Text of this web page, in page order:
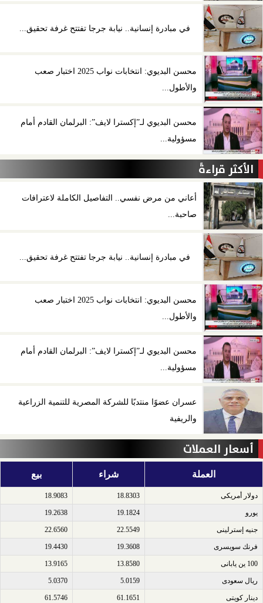
في مبادرة إنسانية.. نيابة جرجا تفتتح غرفة تحقيق...
محسن البديوي: انتخابات نواب 2025 اختبار صعب
والأطول...
محسن البديوي لـ”إكسترا لايف”: البرلمان القادم أمام
مسؤولية...
الأكثر قراءةً
أعاني من مرض نفسي.. التفاصيل الكاملة لاعترافات
صاحبة...
في مبادرة إنسانية.. نيابة جرجا تفتتح غرفة تحقيق...
محسن البديوي: انتخابات نواب 2025 اختبار صعب
والأطول...
محسن البديوي لـ”إكسترا لايف”: البرلمان القادم أمام
مسؤولية...
عسران عضوًا منتدبًا للشركة المصرية للتنمية الزراعية
والريفية
أسعار العملات
العملة شراء بيع
دولار أمريكى​ 18.8303
18.9083
يورو​ 19.1824
19.2638
جنيه إسترلينى​ 22.5549
22.6560
فرنك سويسرى​ 19.3608
19.4430
100 ين يابانى​ 13.8580
13.9165
ريال سعودى​ 5.0159
5.0370
دينار كويتى​ 61.1651
61.5746